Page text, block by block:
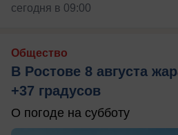
сегодня в 09:00
Общество
В Ростове 8 августа
+37 градусов
О погоде на субботу